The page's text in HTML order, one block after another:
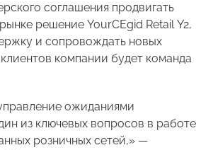
соглашения продвигать
решение YourCEgid Retail Y2,
и сопровождать новых
компании будет команда
ожиданиями
из ключевых вопросов в работе
розничных сетей,» —